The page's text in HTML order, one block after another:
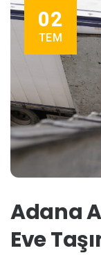
02
TEM
Adana
Eve